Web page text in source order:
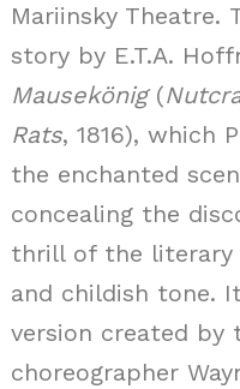
Mariinsky Theatre.
story by E.T.A.
Mausekönig(
Rats, 1816), which
the enchanted
concealing the
thrill of the literary
and childish tone.
version created by
choreographer